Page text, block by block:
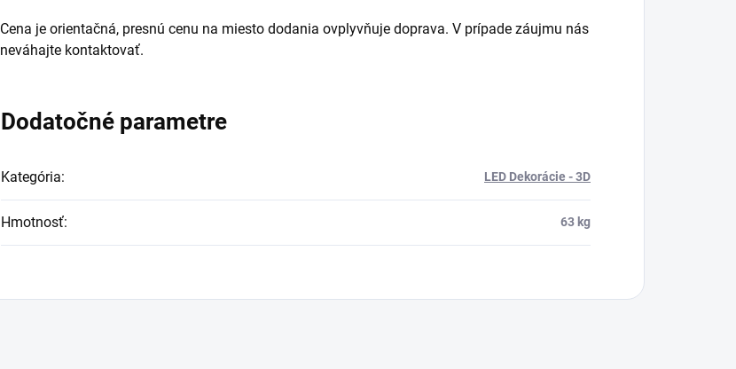
Cena je orientačná, presnú cenu na miesto dodania ovplyvňuje doprava. V prípade záujmu nás
neváhajte kontaktovať.
Dodatočné parametre
Kategória: LED Dekorácie - 3D
Hmotnosť: 63 kg